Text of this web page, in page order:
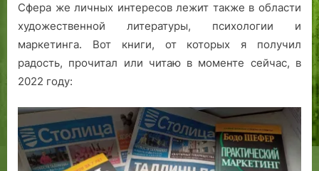
Сфера же личных интересов лежит также в области
художественной литературы, психологии и
маркетинга. Вот книги, от которых я получил
радость, прочитал или читаю в моменте сейчас, в
2022 году: